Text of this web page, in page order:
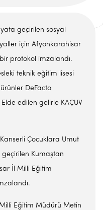
geçirilen sosyal
için Afyonkarahisar
protokol imzalandı.
teknik eğitim lisesi
DeFacto
edilen gelirle KAÇUV
Çocuklara Umut
geçirilen Kumaştan
İl Milli Eğitim
Eğitim Müdürü Metin